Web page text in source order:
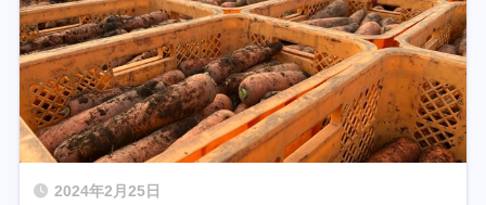
2024年2月25日